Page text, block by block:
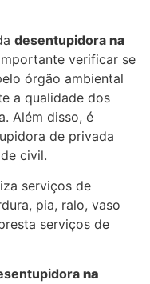
desentupidora na
verificar se
órgão ambiental
a qualidade dos
Além disso, é
de privada
civil.
serviços de
pia, ralo, vaso
serviços de
na